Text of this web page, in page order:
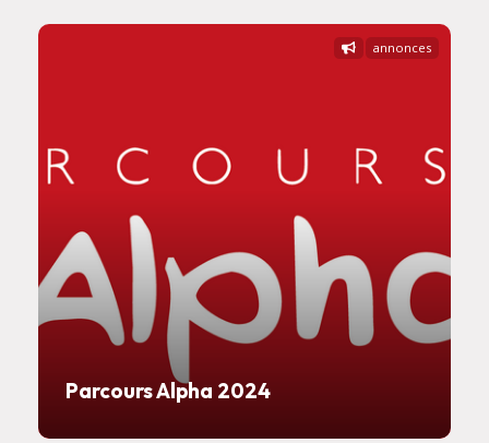
Parcours Alpha 2024
annonces